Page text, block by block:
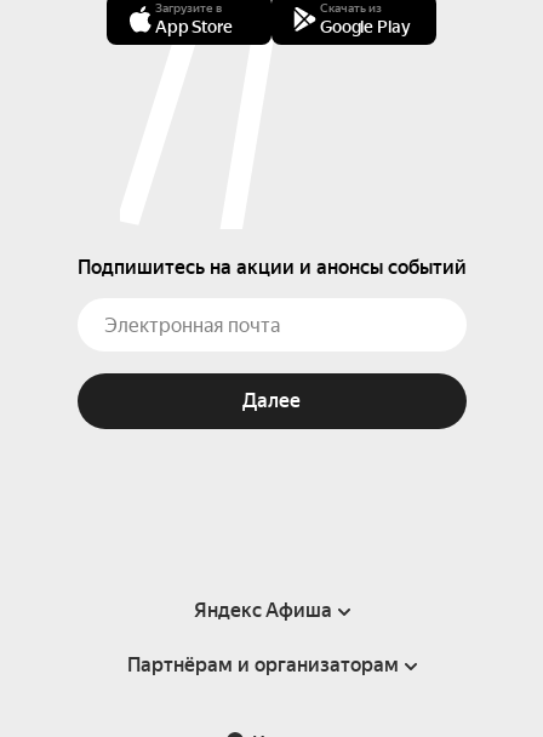
Загрузите в
App Store
Скачать из
Google Play
Подпишитесь на акции и анонсы событий
Далее
Яндекс Афиша
Справка
Партнёрам и организаторам